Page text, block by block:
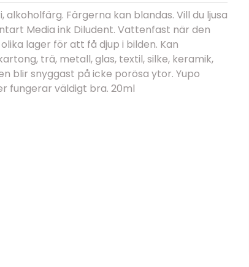
Färgerna kan blandas. Vill du ljusa
Media ink Diludent. Vattenfast när den
lager för att få djup i bilden. Kan
trä, metall, glas, textil, silke, keramik,
blir snyggast på icke porösa ytor. Yupo
fungerar väldigt bra. 20ml